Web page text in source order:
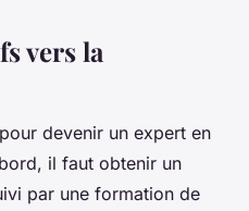
vers la
devenir un expert en
il faut obtenir un
par une formation de